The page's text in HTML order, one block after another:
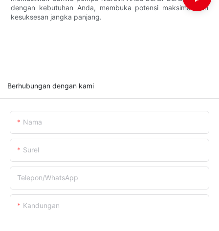
dengan kebutuhan Anda, membuka potensi maksimal dan
kesuksesan jangka panjang.
Berhubungan dengan kami
Nama
Surel
Telepon/WhatsApp
Kandungan